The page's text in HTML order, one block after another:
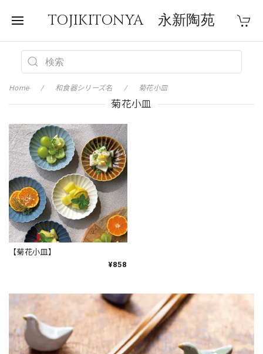
TOJIKITONYA 永新陶苑
Home 和食器シリーズ名 菊花小皿
菊花小皿
【菊花小皿】
¥858